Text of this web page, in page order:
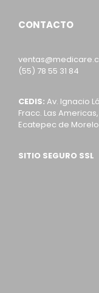
CONTACTO
(55) 78 55 31 84
CEDIS: Av. Ignacio
Fracc. Las Americas,
Ecatepec de
SITIO SEGURO SSL